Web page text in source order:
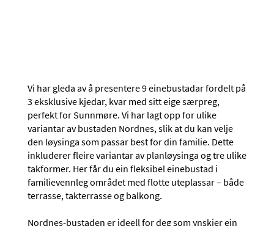
Vi har gleda av å presentere 9 einebustadar fordelt på
3 eksklusive kjedar, kvar med sitt eige særpreg,
perfekt for Sunnmøre. Vi har lagt opp for ulike
variantar av bustaden Nordnes, slik at du kan velje
den løysinga som passar best for din familie. Dette
inkluderer fleire variantar av planløysinga og tre ulike
takformer. Her får du ein fleksibel einebustad i
familievennleg området med flotte uteplassar – både
terrasse, takterrasse og balkong.
Nordnes-bustaden er ideell for deg som ynskjer ein